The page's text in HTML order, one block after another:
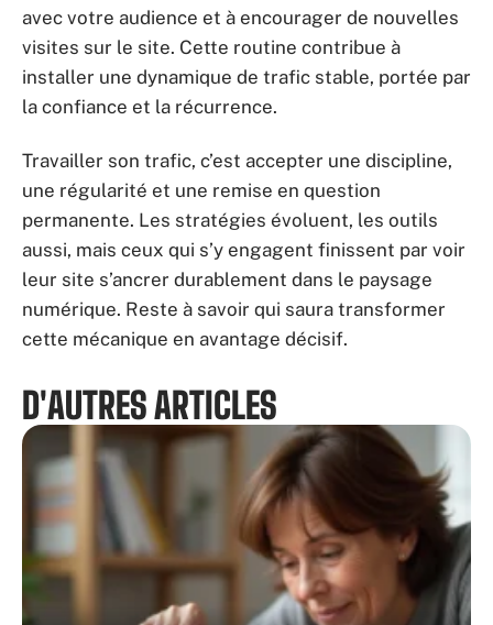
avec votre audience et à encourager de nouvelles
visites sur le site. Cette routine contribue à
installer une dynamique de trafic stable, portée par
la confiance et la récurrence.
Travailler son trafic, c’est accepter une discipline,
une régularité et une remise en question
permanente. Les stratégies évoluent, les outils
aussi, mais ceux qui s’y engagent finissent par voir
leur site s’ancrer durablement dans le paysage
numérique. Reste à savoir qui saura transformer
cette mécanique en avantage décisif.
D'AUTRES ARTICLES